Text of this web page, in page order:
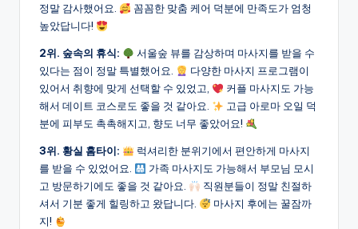
정말 감사했어요.
꼼꼼한 맞춤 케어 덕분에 만족도가 엄청
높았답니다!
2위. 숲속의 휴식:
서울숲 뷰를 감상하며 마사지를 받을 수
있다는 점이 정말 특별했어요.
다양한 마사지 프로그램이
있어서 취향에 맞게 선택할 수 있었고,
커플 마사지도 가능
해서 데이트 코스로도 좋을 것 같아요.
고급 아로마 오일 덕
분에 피부도 촉촉해지고, 향도 너무 좋았어요!
3위. 황실 홈타이:
럭셔리한 분위기에서 편안하게 마사지
를 받을 수 있었어요.
가족 마사지도 가능해서 부모님 모시
고 방문하기에도 좋을 것 같아요.
직원분들이 정말 친절하
셔서 기분 좋게 힐링하고 왔답니다.
마사지 후에는 꿀잠까
지!